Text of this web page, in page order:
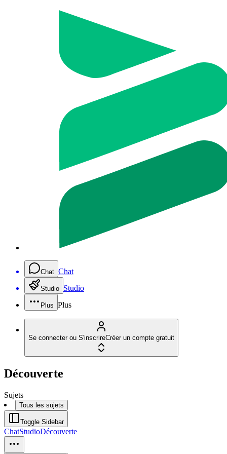
Chat Chat
Studio Studio
Plus Plus
Se connecter ou S'inscrireCréer un compte gratuit
Découverte
Sujets
Tous les sujets
Toggle Sidebar
ChatStudioDécouverte